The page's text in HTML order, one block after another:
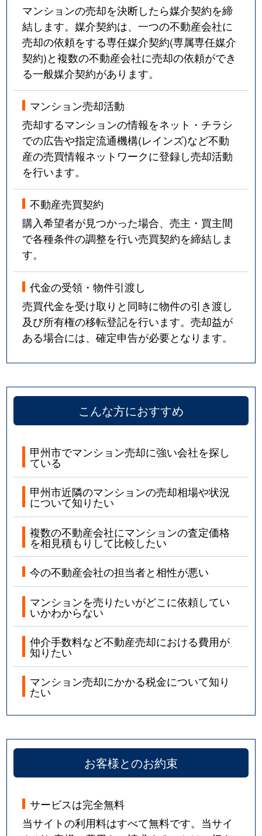
マンションの売却を決断したら媒介契約を締
結します。媒介契約は、一つの不動産会社に
売却の依頼をする専任媒介契約(専属専任媒介
契約)と複数の不動産会社に売却の依頼ができ
る一般媒介契約があります。
マンション売却活動
売却するマンションの情報をネット・チラシ
での広告や指定流通機構(レインズ)など不動
産の売買情報ネットワークに登録し売却活動
を行います。
不動産売買契約
購入希望者が見つかった場合、売主・買主間
で各種条件の調整を行い売買契約を締結しま
す。
代金の受領・物件引渡し
売買代金を受け取りと同時に物件の引き渡し
及び所有権の移転登記を行います。売却益が
ある場合には、確定申告が必要となります。
こんな方におすすめ
甲州市でマンション売却に強い会社を探し
ている
甲州市近隣のマンションの売却相場や状況
について知りたい
複数の不動産会社にマンションの査定価格
を相見積もりして比較したい
今の不動産会社の担当者と相性が悪い
マンションを売りたいがどこに依頼してい
いかわからない
仲介手数料など不動産売却における費用が
知りたい
マンション売却にかかる税金について知り
たい
お客様とのお約束
サービスは完全無料
当サイトの利用料はすべて無料です。当サイ